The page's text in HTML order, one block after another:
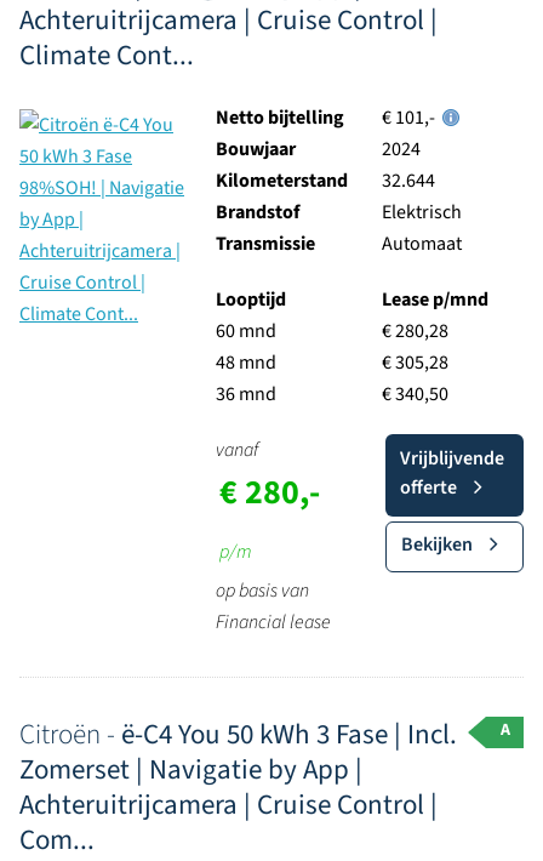
Achteruitrijcamera | Cruise Control |
Climate Cont...
Netto bijtelling
€ 101,-
Bouwjaar
2024
Kilometerstand
32.644
Brandstof
Elektrisch
Transmissie
Automaat
Looptijd
60 mnd
48 mnd
36 mnd
Lease p/mnd
€ 280,28
€ 305,28
€ 340,50
vanaf
€ 280,-
p/m
op basis van
Financial lease
Vrijblijvende
offerte
Bekijken
Citroën - ë-C4 You 50 kWh 3 Fase | Incl.
Zomerset | Navigatie by App |
Achteruitrijcamera | Cruise Control |
Com...
A